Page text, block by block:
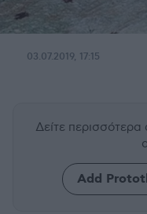
03.07.2019, 17:15
Δείτε
Add